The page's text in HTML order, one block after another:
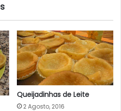
Queijadinhas de Leite
2 Agosto, 2016